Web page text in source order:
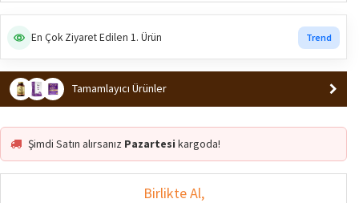
En Çok Ziyaret Edilen 1. Ürün Trend
Tamamlayıcı Ürünler
Şimdi Satın alırsanız Pazartesi kargoda!
Birlikte Al,